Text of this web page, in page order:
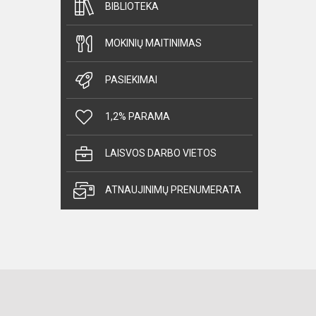
BIBLIOTEKA
MOKINIŲ MAITINIMAS
PASIEKIMAI
1,2% PARAMA
LAISVOS DARBO VIETOS
ATNAUJINIMŲ PRENUMERATA